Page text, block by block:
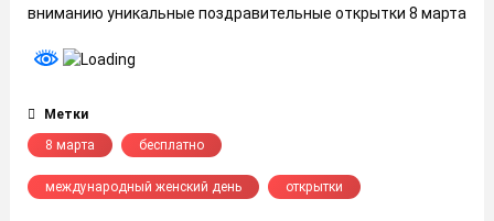
вниманию уникальные поздравительные открытки 8 марта
Метки
8 марта
бесплатно
международный женский день открытки